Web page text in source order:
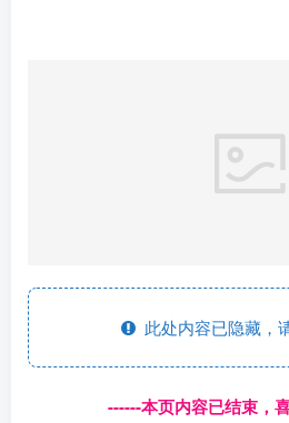
此处内容已隐藏，
------本页内容已结束，